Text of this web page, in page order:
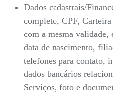
Dados cadastrais/
completo, CPF,
com a mesma validade,
data de nascimento,
telefones para contato,
dados bancários
Serviços, foto e